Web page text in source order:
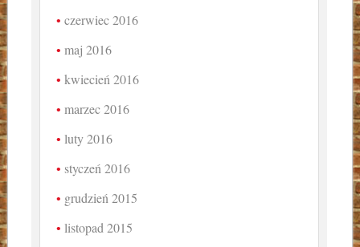
czerwiec 2016
maj 2016
kwiecień 2016
marzec 2016
luty 2016
styczeń 2016
grudzień 2015
listopad 2015